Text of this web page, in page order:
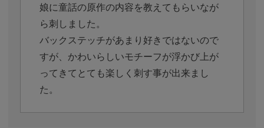
娘に童話の原作の内容を教えてもらいなが
ら刺しました。
バックステッチがあまり好きではないので
すが、かわいらしいモチーフが浮かび上が
ってきてとても楽しく刺す事が出来まし